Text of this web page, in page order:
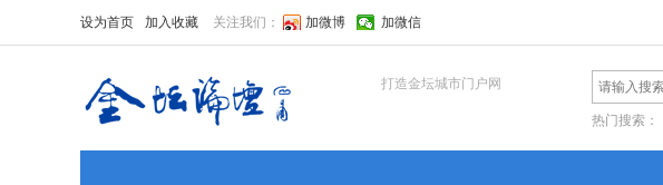
设为首页 加入收藏 关注我们： 加微博 加微信
打造金坛城市门户网
热门搜索：